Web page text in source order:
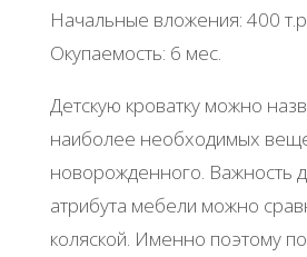
Начальные вложения: 400
Окупаемость: 6 мес.
Детскую кроватку можно
наиболее необходимых
новорожденного. Важность
атрибута мебели можно
коляской. Именно поэтому